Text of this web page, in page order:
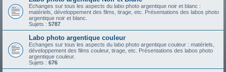
Echanges sur tous les aspects du labo photo argentique noir et blanc :
matériels, développement des films, tirage, etc. Présentations des labos photo
argentique noir et blanc.
Sujets : 5787
Labo photo argentique couleur
Echanges sur tous les aspects du labo photo argentique couleur : matériels,
développement des films couleur, tirage, etc. Présentations des labos photo
argentique couleur.
Sujets : 676